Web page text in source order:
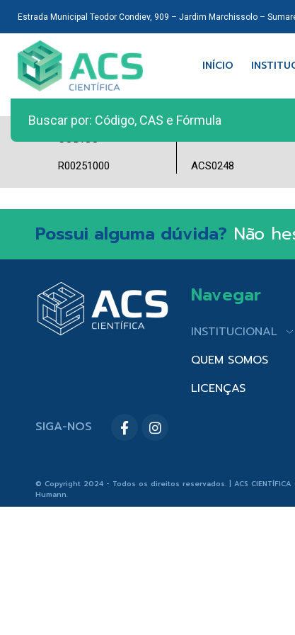
Estrada Municipal Teodor Condiev, 909 – Jardim Marchissolo –
INÍCIO
R00251000 ACS0248
Possui alguma dúvida? Não
SIGA-NOS
Navegar
INSTITUCIONAL
QUEM SOMOS
LICENÇAS
© Copyright 2024 - Todos os direitos reservados. | ACS CIENTÍFICA
Humann.